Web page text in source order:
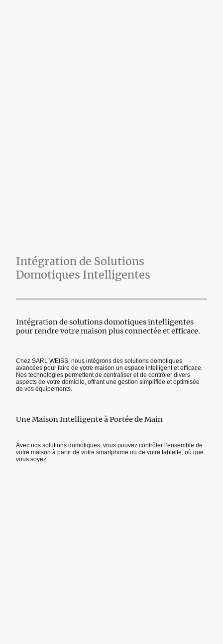
Intégration de Solutions
Domotiques Intelligentes
Intégration de solutions domotiques intelligentes
pour rendre votre maison plus connectée et efficace.
Chez SARL WEISS, nous intégrons des solutions domotiques
avancées pour faire de votre maison un espace intelligent et efficace.
Nos technologies permettent de centraliser et de contrôler divers
aspects de votre domicile, offrant une gestion simplifiée et optimisée
de vos équipements.
Une Maison Intelligente à Portée de Main
Avec nos solutions domotiques, vous pouvez contrôler l’ensemble de
votre maison à partir de votre smartphone ou de votre tablette, où que
vous soyez.